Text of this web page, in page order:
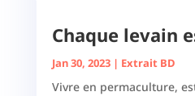
Chaque levain
Jan 30, 2023| Extrait BD
Vivre en permaculture,